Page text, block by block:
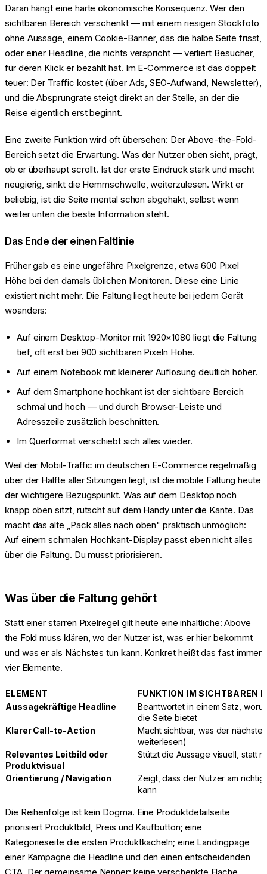
Daran hängt eine harte ökonomische Konsequenz. Wer den
sichtbaren Bereich verschenkt — mit einem riesigen Stockfoto
ohne Aussage, einem Cookie-Banner, das die halbe Seite frisst,
oder einer Headline, die nichts verspricht — verliert Besucher,
für deren Klick er bezahlt hat. Im E-Commerce ist das doppelt
teuer: Der Traffic kostet (über Ads, SEO-Aufwand, Newsletter),
und die Absprungrate steigt direkt an der Stelle, an der die
Reise eigentlich erst beginnt.
Eine zweite Funktion wird oft übersehen: Der Above-the-Fold-
Bereich setzt die Erwartung. Was der Nutzer oben sieht, prägt,
ob er überhaupt scrollt. Ist der erste Eindruck stark und macht
neugierig, sinkt die Hemmschwelle, weiterzulesen. Wirkt er
beliebig, ist die Seite mental schon abgehakt, selbst wenn
weiter unten die beste Information steht.
Das Ende der einen Faltlinie
Früher gab es eine ungefähre Pixelgrenze, etwa 600 Pixel
Höhe bei den damals üblichen Monitoren. Diese eine Linie
existiert nicht mehr. Die Faltung liegt heute bei jedem Gerät
woanders:
Auf einem Desktop-Monitor mit 1920×1080 liegt die Faltung
tief, oft erst bei 900 sichtbaren Pixeln Höhe.
Auf einem Notebook mit kleinerer Auflösung deutlich höher.
Auf dem Smartphone hochkant ist der sichtbare Bereich
schmal und hoch — und durch Browser-Leiste und
Adresszeile zusätzlich beschnitten.
Im Querformat verschiebt sich alles wieder.
Weil der Mobil-Traffic im deutschen E-Commerce regelmäßig
über der Hälfte aller Sitzungen liegt, ist die mobile Faltung heute
der wichtigere Bezugspunkt. Was auf dem Desktop noch
knapp oben sitzt, rutscht auf dem Handy unter die Kante. Das
macht das alte „Pack alles nach oben" praktisch unmöglich:
Auf einem schmalen Hochkant-Display passt eben nicht alles
über die Faltung. Du musst priorisieren.
Was über die Faltung gehört
Statt einer starren Pixelregel gilt heute eine inhaltliche: Above
the Fold muss klären, wo der Nutzer ist, was er hier bekommt
und was er als Nächstes tun kann. Konkret heißt das fast immer
vier Elemente.
ELEMENT
FUNKTION IM SICHTBAREN
Aussagekräftige Headline
Beantwortet in einem Satz,
die Seite bietet
Klarer Call-to-Action
Macht sichtbar, was der
weiterlesen)
Relevantes Leitbild oder
Produktvisual
Stützt die Aussage visuell, statt
Orientierung / Navigation
Zeigt, dass der Nutzer am
kann
Die Reihenfolge ist kein Dogma. Eine Produktdetailseite
priorisiert Produktbild, Preis und Kaufbutton; eine
Kategorieseite die ersten Produktkacheln; eine Landingpage
einer Kampagne die Headline und den einen entscheidenden